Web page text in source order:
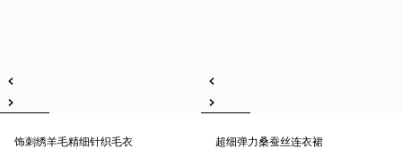
饰刺绣羊毛精细针织毛衣
超细弹力桑蚕丝连衣裙